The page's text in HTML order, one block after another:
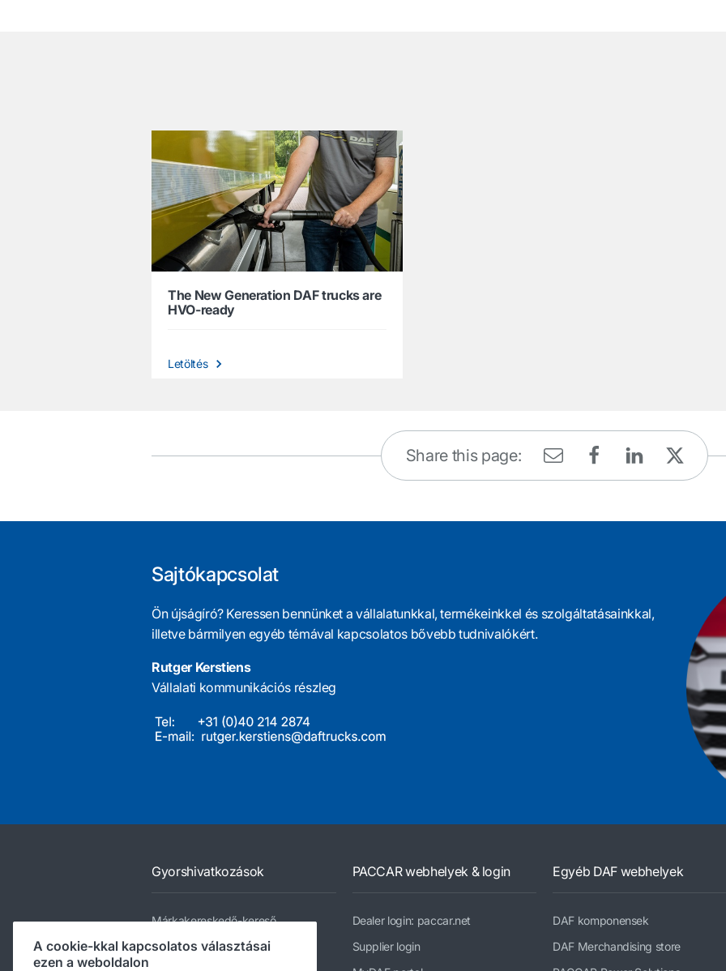
The New Generation DAF trucks are
HVO-ready
Letöltés
Share this page:
Sajtókapcsolat
Ön újságíró? Keressen bennünket a vállalatunkkal, termékeinkkel és szolgáltatásainkkal,
illetve bármilyen egyéb témával kapcsolatos bővebb tudnivalókért.
Rutger Kerstiens
Vállalati kommunikációs részleg
Gyorshivatkozások
Márkakereskedő-kereső
DAF típusválaszték
PACCAR webhelyek & login
Dealer login: paccar.net
Supplier login
Egyéb DAF webhelyek
DAF komponensek
DAF Merchandising store
A cookie-kkal kapcsolatos választásai
ezen a weboldalon